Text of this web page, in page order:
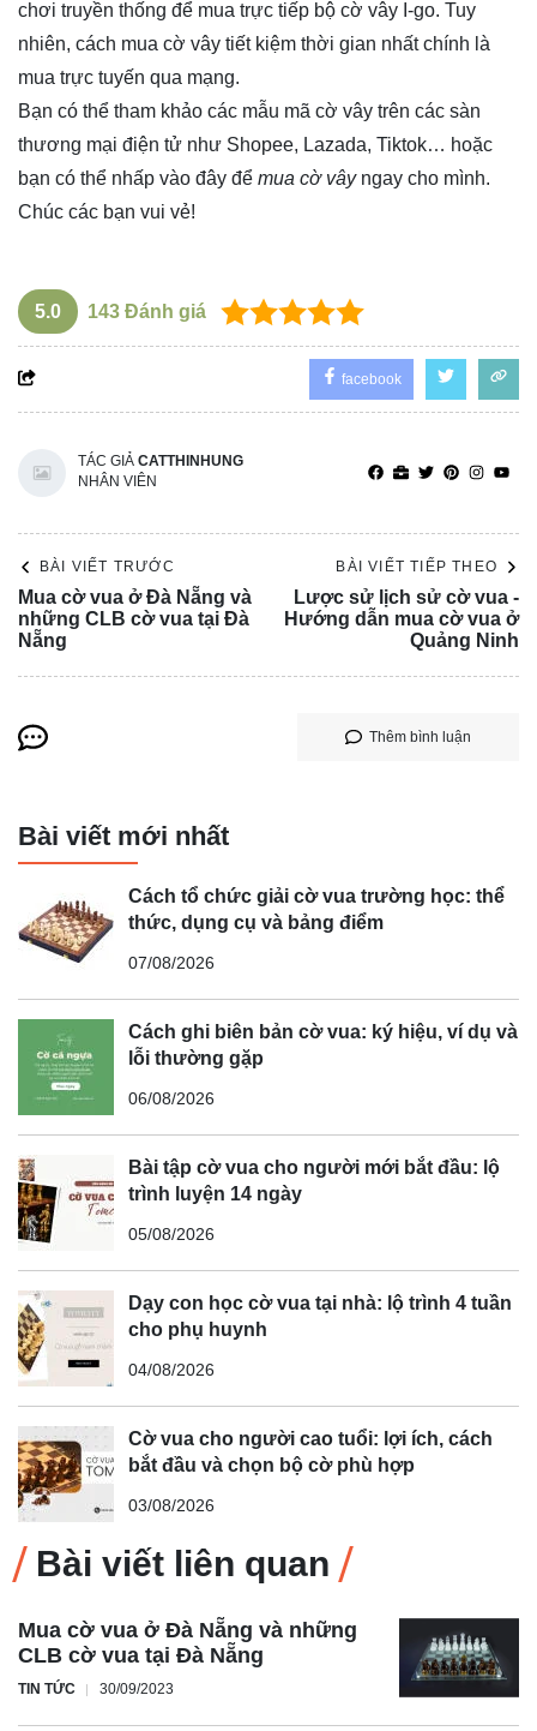
chơi truyền thống để mua trực tiếp bộ cờ vây I-go. Tuy
nhiên, cách mua cờ vây tiết kiệm thời gian nhất chính là
mua trực tuyến qua mạng.
Bạn có thể tham khảo các mẫu mã cờ vây trên các sàn
thương mại điện tử như Shopee, Lazada, Tiktok… hoặc
bạn có thể nhấp vào đây để mua cờ vâyngay cho mình.
Chúc các bạn vui vẻ!
5.0 143 Đánh giá
facebook
TÁC GIẢ CATTHINHUNG
NHÂN VIÊN
BÀI VIẾT TRƯỚC
Mua cờ vua ở Đà Nẵng và
những CLB cờ vua tại Đà
Nẵng
BÀI VIẾT TIẾP THEO
Lược sử lịch sử cờ vua -
Hướng dẫn mua cờ vua ở
Quảng Ninh
Thêm bình luận
Bài viết mới nhất
Cách tổ chức giải cờ vua trường học: thể
thức, dụng cụ và bảng điểm
07/08/2026
Cách ghi biên bản cờ vua: ký hiệu, ví dụ và
lỗi thường gặp
06/08/2026
Bài tập cờ vua cho người mới bắt đầu: lộ
trình luyện 14 ngày
05/08/2026
Dạy con học cờ vua tại nhà: lộ trình 4 tuần
cho phụ huynh
04/08/2026
Cờ vua cho người cao tuổi: lợi ích, cách
bắt đầu và chọn bộ cờ phù hợp
03/08/2026
Bài viết liên quan
Mua cờ vua ở Đà Nẵng và những
CLB cờ vua tại Đà Nẵng
TIN TỨC 30/09/2023